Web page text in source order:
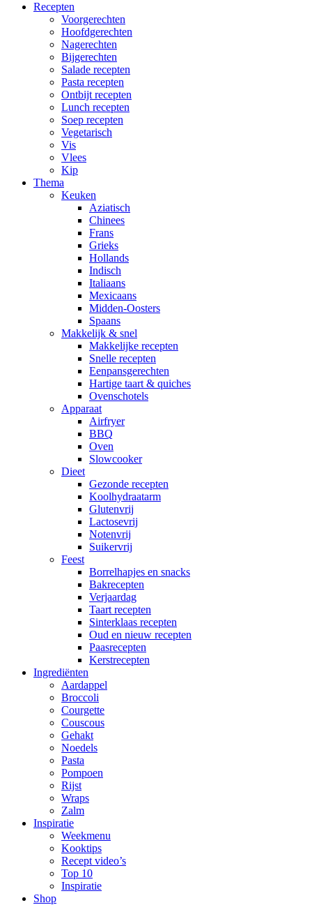
Recepten
Voorgerechten
Hoofdgerechten
Nagerechten
Bijgerechten
Salade recepten
Pasta recepten
Ontbijt recepten
Lunch recepten
Soep recepten
Vegetarisch
Vis
Vlees
Kip
Thema
Keuken
Aziatisch
Chinees
Frans
Grieks
Hollands
Indisch
Italiaans
Mexicaans
Midden-Oosters
Spaans
Makkelijk & snel
Makkelijke recepten
Snelle recepten
Eenpansgerechten
Hartige taart & quiches
Ovenschotels
Apparaat
Airfryer
BBQ
Oven
Slowcooker
Dieet
Gezonde recepten
Koolhydraatarm
Glutenvrij
Lactosevrij
Notenvrij
Suikervrij
Feest
Borrelhapjes en snacks
Bakrecepten
Verjaardag
Taart recepten
Sinterklaas recepten
Oud en nieuw recepten
Paasrecepten
Kerstrecepten
Ingrediënten
Aardappel
Broccoli
Courgette
Couscous
Gehakt
Noedels
Pasta
Pompoen
Rijst
Wraps
Zalm
Inspiratie
Weekmenu
Kooktips
Recept video’s
Top 10
Inspiratie
Shop